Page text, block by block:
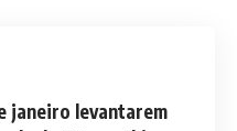
janeiro levantarem